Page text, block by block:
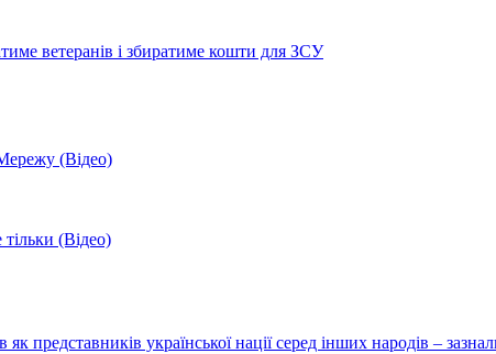
ветеранів і збиратиме кошти для ЗСУ
(Відео)
(Відео)
представників української нації серед інших народів –